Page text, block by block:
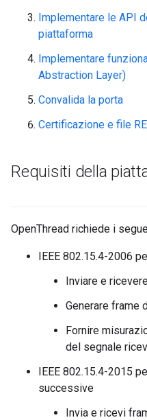
Implementare le API
piattaforma
Implementare
Abstraction Layer)
Convalida la porta
Certificazione e file
Requisiti della
OpenThread richiede i
IEEE 802.15.4-2006
Inviare e
Generare frame
Fornire
del segnale
IEEE 802.15.4-2015
successive
Invia e ricevi